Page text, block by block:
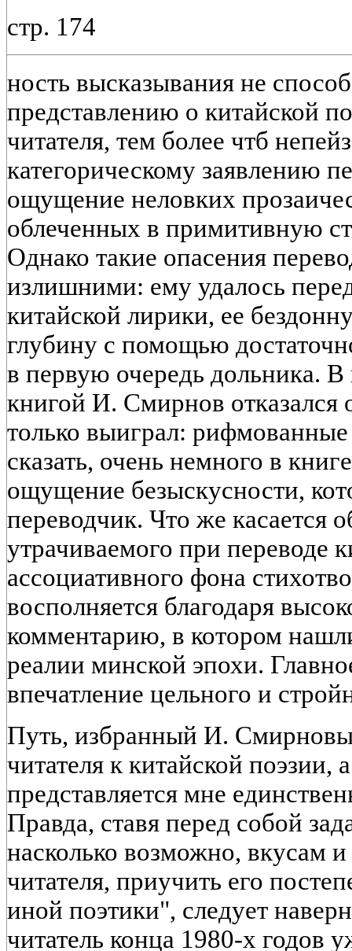
стр. 174
ность высказывания не
представлению о китайской
читателя, тем более чтб
категорическому заявлению
ощущение неловких
облеченных в примитивную
Однако такие опасения
излишними: ему удалось
китайской лирики, ее
глубину с помощью
в первую очередь дольника.
книгой И. Смирнов отказался
только выиграл:
сказать, очень немного в
ощущение безыскусности,
переводчик. Что же касается
утрачиваемого при переводе
ассоциативного фона
восполняется благодаря
комментарию, в котором
реалии минской эпохи.
впечатление цельного и
Путь, избранный И.
читателя к китайской поэзии,
представляется мне
Правда, ставя перед собой
насколько возможно, вкусам
читателя, приучить его
иной поэтики", следует
читатель конца 1980-х годов